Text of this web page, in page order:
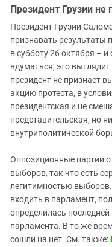
Нагорный Карабах
Российская Федерация
Ростовская область
Северная Осетия - Алания
Ставропольский край
Чечня
Южный Кавказ
ЮФО
Президент Грузии
Президент Грузии
признавать результаты
в субботу 26 октября –
вдуматься, это
президент не признает
акцию протеста, в
президентская и не
представительская, но
внутриполитической
Оппозиционные партии
выборов, так что есть
легитимностью
входить в парламент,
определилась
парламента. В то же
сошли на нет. См. также: